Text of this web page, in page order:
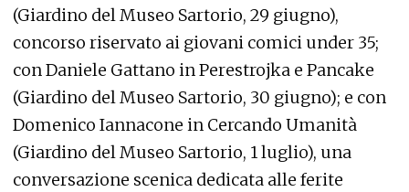
(Giardino del Museo Sartorio, 29 giugno),
concorso riservato ai giovani comici under 35;
con Daniele Gattano in Perestrojka e Pancake
(Giardino del Museo Sartorio, 30 giugno); e con
Domenico Iannacone in Cercando Umanità
(Giardino del Museo Sartorio, 1 luglio), una
conversazione scenica dedicata alle ferite